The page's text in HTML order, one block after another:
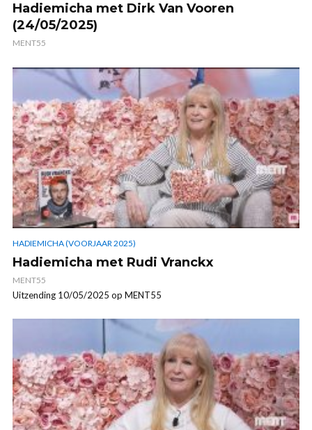
Hadiemicha met Dirk Van Vooren
(24/05/2025)
MENT55
HADIEMICHA (VOORJAAR 2025)
Hadiemicha met Rudi Vranckx
MENT55
Uitzending 10/05/2025 op MENT55